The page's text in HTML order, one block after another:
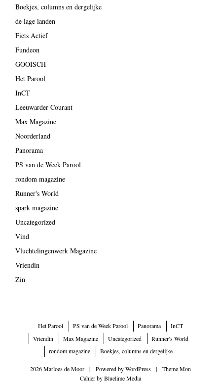
Boekjes, columns en dergelijke
de lage landen
Fiets Actief
Fundeon
GOOISCH
Het Parool
InCT
Leeuwarder Courant
Max Magazine
Noorderland
Panorama
PS van de Week Parool
rondom magazine
Runner's World
spark magazine
Uncategorized
Vind
Vluchtelingenwerk Magazine
Vriendin
Zin
Het Parool PS van de Week Parool Panorama
InCT
Vriendin
Max Magazine Uncategorized
Runner’s World
rondom magazine
Boekjes, columns en dergelijke
2026 Marloes de Moor | Powered byWordPress |
Theme Mon
Cahier byBluelime Media